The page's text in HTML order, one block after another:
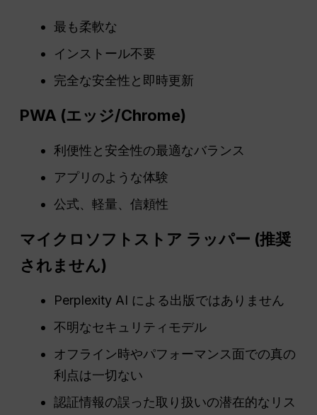
最も柔軟な
インストール不要
完全な安全性と即時更新
PWA (エッジ/Chrome)
利便性と安全性の最適なバランス
アプリのような体験
公式、軽量、信頼性
マイクロソフトストア ラッパー (推奨
されません)
Perplexity AI による出版ではありません
不明なセキュリティモデル
オフライン時やパフォーマンス面での真の
利点は一切ない
認証情報の誤った取り扱いの潜在的なリス